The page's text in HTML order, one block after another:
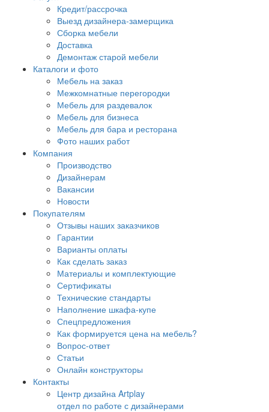
Кредит/рассрочка
Выезд дизайнера-замерщика
Сборка мебели
Доставка
Демонтаж старой мебели
Каталоги и фото
Мебель на заказ
Межкомнатные перегородки
Мебель для раздевалок
Мебель для бизнеса
Мебель для бара и ресторана
Фото наших работ
Компания
Производство
Дизайнерам
Вакансии
Новости
Покупателям
Отзывы наших заказчиков
Гарантии
Варианты оплаты
Как сделать заказ
Материалы и комплектующие
Сертификаты
Технические стандарты
Наполнение шкафа-купе
Спецпредложения
Как формируется цена на мебель?
Вопрос-ответ
Статьи
Онлайн конструкторы
Контакты
Центр дизайна Artplay
отдел по работе с дизайнерами